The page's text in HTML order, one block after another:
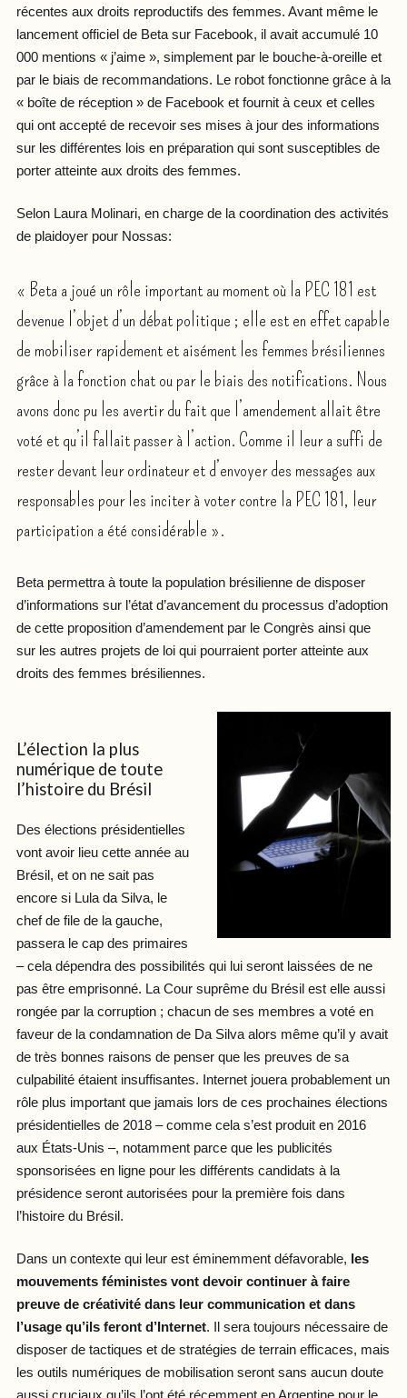
récentes aux droits reproductifs des femmes. Avant même le
lancement officiel de Beta sur Facebook, il avait accumulé 10
000 mentions « j’aime », simplement par le bouche-à-oreille et
par le biais de recommandations. Le robot fonctionne grâce à la
« boîte de réception » de Facebook et fournit à ceux et celles
qui ont accepté de recevoir ses mises à jour des informations
sur les différentes lois en préparation qui sont susceptibles de
porter atteinte aux droits des femmes.
Selon Laura Molinari, en charge de la coordination des activités
de plaidoyer pour Nossas:
« Beta a joué un rôle important au moment où la PEC 181 est
devenue l’objet d’un débat politique ; elle est en effet capable
de mobiliser rapidement et aisément les femmes brésiliennes
grâce à la fonction chat ou par le biais des notifications. Nous
avons donc pu les avertir du fait que l’amendement allait être
voté et qu’il fallait passer à l’action. Comme il leur a suffi de
rester devant leur ordinateur et d’envoyer des messages aux
responsables pour les inciter à voter contre la PEC 181, leur
participation a été considérable ».
Beta permettra à toute la population brésilienne de disposer
d’informations sur l’état d’avancement du processus d’adoption
de cette proposition d’amendement par le Congrès ainsi que
sur les autres projets de loi qui pourraient porter atteinte aux
droits des femmes brésiliennes.
L’élection la plus
numérique de toute
l’histoire du Brésil
Des élections présidentielles
vont avoir lieu cette année au
Brésil, et on ne sait pas
encore si Lula da Silva, le
chef de file de la gauche,
passera le cap des primaires
– cela dépendra des possibilités qui lui seront laissées de ne
pas être emprisonné. La Cour suprême du Brésil est elle aussi
rongée par la corruption ; chacun de ses membres a voté en
faveur de la condamnation de Da Silva alors même qu’il y avait
de très bonnes raisons de penser que les preuves de sa
culpabilité étaient insuffisantes. Internet jouera probablement un
rôle plus important que jamais lors de ces prochaines élections
présidentielles de 2018 – comme cela s’est produit en 2016
aux États-Unis –, notamment parce que les publicités
sponsorisées en ligne pour les différents candidats à la
présidence seront autorisées pour la première fois dans
l’histoire du Brésil.
Dans un contexte qui leur est éminemment défavorable, les
mouvements féministes vont devoir continuer à faire
preuve de créativité dans leur communication et dans
l’usage qu’ils feront d’Internet. Il sera toujours nécessaire de
disposer de tactiques et de stratégies de terrain efficaces, mais
les outils numériques de mobilisation seront sans aucun doute